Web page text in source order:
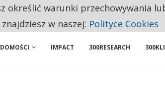
NA PODSTAWOWE ZAKUPY
IMPACT 300RESEARCH
określić warunki przechowywania
w naszej: Polityce Cookies